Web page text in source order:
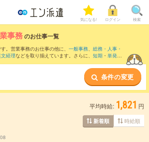
気になる! ログイン 検索
事務のお仕事一覧
。営業事務のお仕事の他に、 一般事務、 総務・人事・
経理などを取り揃えています。さらに、 短期 ・ 単発な
条件の変更
平均時給: 1,821 円
新着順 時給順